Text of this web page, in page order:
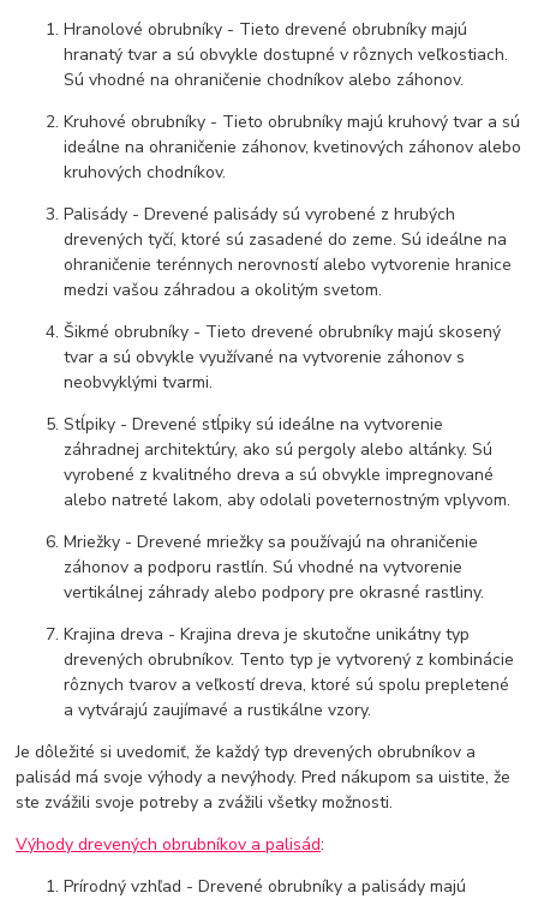
Hranolové obrubníky - Tieto drevené obrubníky majú
hranatý tvar a sú obvykle dostupné v rôznych veľkostiach.
Sú vhodné na ohraničenie chodníkov alebo záhonov.
Kruhové obrubníky - Tieto obrubníky majú kruhový tvar a sú
ideálne na ohraničenie záhonov, kvetinových záhonov alebo
kruhových chodníkov.
Palisády - Drevené palisády sú vyrobené z hrubých
drevených tyčí, ktoré sú zasadené do zeme. Sú ideálne na
ohraničenie terénnych nerovností alebo vytvorenie hranice
medzi vašou záhradou a okolitým svetom.
Šikmé obrubníky - Tieto drevené obrubníky majú skosený
tvar a sú obvykle využívané na vytvorenie záhonov s
neobvyklými tvarmi.
Stĺpiky - Drevené stĺpiky sú ideálne na vytvorenie
záhradnej architektúry, ako sú pergoly alebo altánky. Sú
vyrobené z kvalitného dreva a sú obvykle impregnované
alebo natreté lakom, aby odolali poveternostným vplyvom.
Mriežky - Drevené mriežky sa používajú na ohraničenie
záhonov a podporu rastlín. Sú vhodné na vytvorenie
vertikálnej záhrady alebo podpory pre okrasné rastliny.
Krajina dreva - Krajina dreva je skutočne unikátny typ
drevených obrubníkov. Tento typ je vytvorený z kombinácie
rôznych tvarov a veľkostí dreva, ktoré sú spolu prepletené
a vytvárajú zaujímavé a rustikálne vzory.
Je dôležité si uvedomiť, že každý typ drevených obrubníkov a
palisád má svoje výhody a nevýhody. Pred nákupom sa uistite, že
ste zvážili svoje potreby a zvážili všetky možnosti.
Výhody drevených obrubníkov a palisád:
Prírodný vzhľad - Drevené obrubníky a palisády majú